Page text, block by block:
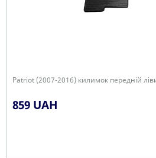
Patriot (2007-2016) килимок передній
859 UAH